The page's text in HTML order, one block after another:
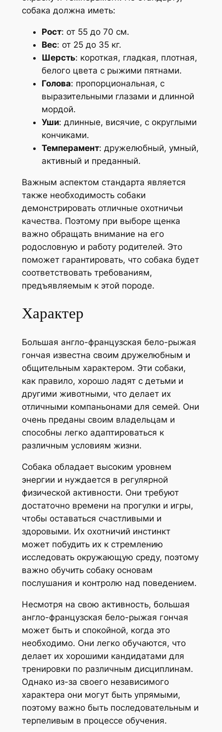
собака должна иметь:
Рост: от 55 до 70 см.
Вес: от 25 до 35 кг.
Шерсть: короткая, гладкая, плотная,
белого цвета с рыжими пятнами.
Голова: пропорциональная, с
выразительными глазами и длинной
мордой.
Уши: длинные, висячие, с округлыми
кончиками.
Темперамент: дружелюбный, умный,
активный и преданный.
Важным аспектом стандарта является
также необходимость собаки
демонстрировать отличные охотничьи
качества. Поэтому при выборе щенка
важно обращать внимание на его
родословную и работу родителей. Это
поможет гарантировать, что собака будет
соответствовать требованиям,
предъявляемым к этой породе.
Характер
Большая англо-французская бело-рыжая
гончая известна своим дружелюбным и
общительным характером. Эти собаки,
как правило, хорошо ладят с детьми и
другими животными, что делает их
отличными компаньонами для семей. Они
очень преданы своим владельцам и
способны легко адаптироваться к
различным условиям жизни.
Собака обладает высоким уровнем
энергии и нуждается в регулярной
физической активности. Они требуют
достаточно времени на прогулки и игры,
чтобы оставаться счастливыми и
здоровыми. Их охотничий инстинкт
может побудить их к стремлению
исследовать окружающую среду, поэтому
важно обучить собаку основам
послушания и контролю над поведением.
Несмотря на свою активность, большая
англо-французская бело-рыжая гончая
может быть и спокойной, когда это
необходимо. Они легко обучаются, что
делает их хорошими кандидатами для
тренировки по различным дисциплинам.
Однако из-за своего независимого
характера они могут быть упрямыми,
поэтому важно быть последовательным и
терпеливым в процессе обучения.